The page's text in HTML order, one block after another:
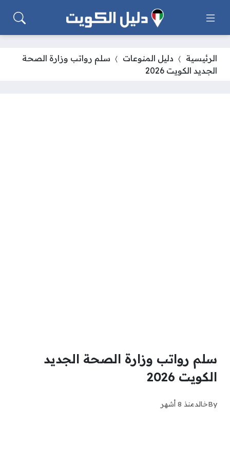
الرئيسية دليل المنوعات
سلم رواتب وزارة الصحة
الجديد الكويت 2026
سلم رواتب وزارة الصحة الجديد
الكويت 2026
Byخالدمنذ 8 أشهر